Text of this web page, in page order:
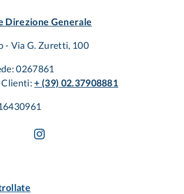
Direzione Generale
- Via G. Zuretti, 100
0267861
Clienti:+ (39) 02.37908881